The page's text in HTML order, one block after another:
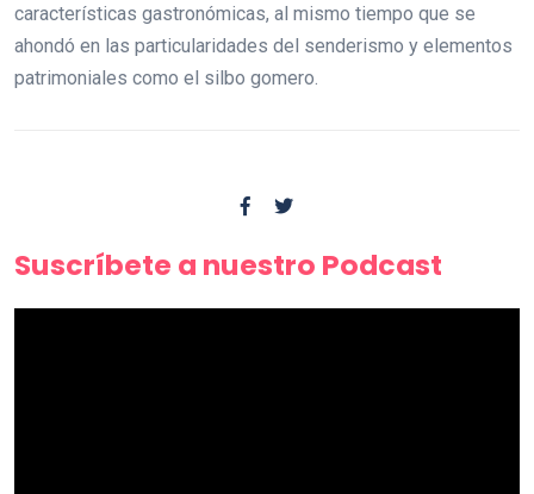
características gastronómicas, al mismo tiempo que se
ahondó en las particularidades del senderismo y elementos
patrimoniales como el silbo gomero.
Suscríbete a nuestro Podcast